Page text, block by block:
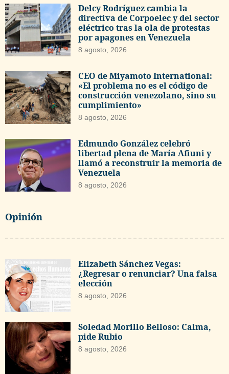
Delcy Rodríguez cambia la
directiva de Corpoelec y del sector
eléctrico tras la ola de protestas
por apagones en Venezuela
8 agosto, 2026
CEO de Miyamoto International:
«El problema no es el código de
construcción venezolano, sino su
cumplimiento»
8 agosto, 2026
Edmundo González celebró
libertad plena de María Afiuni y
llamó a reconstruir la memoria de
Venezuela
8 agosto, 2026
Opinión
Elizabeth Sánchez Vegas:
¿Regresar o renunciar? Una falsa
elección
8 agosto, 2026
Soledad Morillo Belloso: Calma,
pide Rubio
8 agosto, 2026